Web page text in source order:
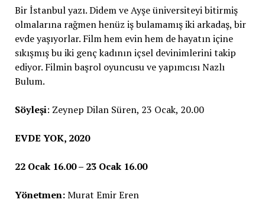
Bir İstanbul yazı. Didem ve Ayşe üniversiteyi bitirmiş
olmalarına rağmen henüz iş bulamamış iki arkadaş, bir
evde yaşıyorlar. Film hem evin hem de hayatın içine
sıkışmış bu iki genç kadının içsel devinimlerini takip
ediyor. Filmin başrol oyuncusu ve yapımcısı Nazlı
Bulum.
Söyleşi: Zeynep Dilan Süren, 23 Ocak, 20.00
EVDE YOK, 2020
22 Ocak 16.00 – 23 Ocak 16.00
Yönetmen:Murat Emir Eren